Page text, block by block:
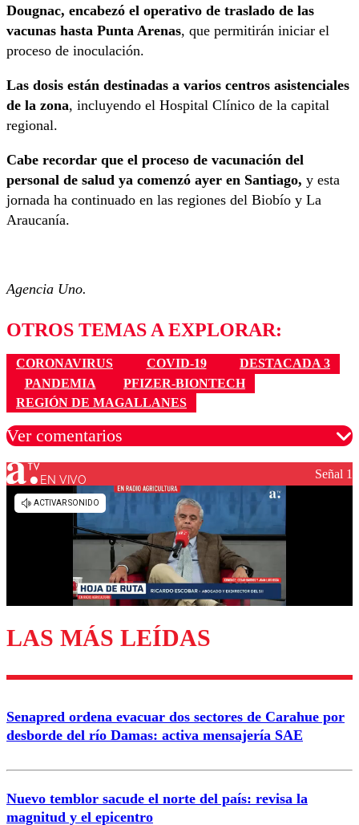
Dougnac, encabezó el operativo de traslado de las
vacunas hasta Punta Arenas, que permitirán iniciar el
proceso de inoculación.
Las dosis están destinadas a varios centros asistenciales
de la zona, incluyendo el Hospital Clínico de la capital
regional.
Cabe recordar que el proceso de vacunación del
personal de salud ya comenzó ayer en Santiago, y esta
jornada ha continuado en las regiones del Biobío y La
Araucanía.
Agencia Uno.
OTROS TEMAS A EXPLORAR:
CORONAVIRUS COVID-19
DESTACADA 3
PANDEMIA
PFIZER-BIONTECH
REGIÓN DE MAGALLANES
Ver comentarios
Los comentarios son moderados para garantizar un
diálogo respetuoso.
Enviar comentario
EN VIVO Señal 1
LAS MÁS LEÍDAS
Senapred ordena evacuar dos sectores de Carahue por
desborde del río Damas: activa mensajería SAE
Nuevo temblor sacude el norte del país: revisa la
magnitud y el epicentro